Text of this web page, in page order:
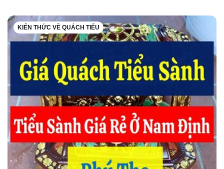
KIẾN THỨC VỀ QUÁCH TIỂU